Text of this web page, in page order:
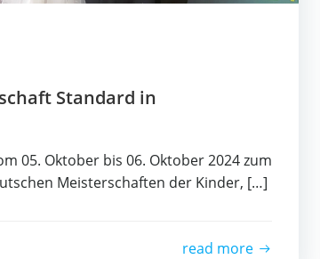
Stan­dard in
05. Okto­ber bis 06. Okto­ber 2024 zum
Meis­ter­schaf­ten der Kin­der, […]
read more